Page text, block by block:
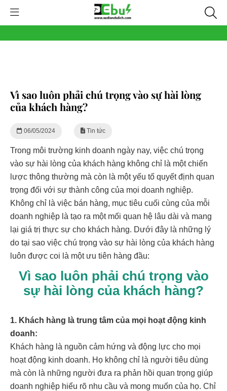
Vì sao luôn phải chú trọng vào sự hài lòng
của khách hàng?
06/05/2024 Tin tức
Trong môi trường kinh doanh ngày nay, việc chú trọng
vào sự hài lòng của khách hàng không chỉ là một chiến
lược thông thường mà còn là một yếu tố quyết định quan
trọng đối với sự thành công của mọi doanh nghiệp.
Không chỉ là việc bán hàng, mục tiêu cuối cùng của mỗi
doanh nghiệp là tạo ra một mối quan hệ lâu dài và mang
lại giá trị thực sự cho khách hàng. Dưới đây là những lý
do tại sao việc chú trọng vào sự hài lòng của khách hàng
luôn được coi là một ưu tiên hàng đầu:
Vì sao luôn phải chú trọng vào
sự hài lòng của khách hàng?
1. Khách hàng là trung tâm của mọi hoạt động kinh
doanh:
Khách hàng là nguồn cảm hứng và động lực cho mọi
hoạt động kinh doanh. Họ không chỉ là người tiêu dùng
mà còn là những người đưa ra phản hồi quan trọng giúp
doanh nghiệp hiểu rõ nhu cầu và mong muốn của họ. Chỉ